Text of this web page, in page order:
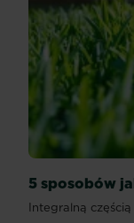
5 sposobów
Integralną